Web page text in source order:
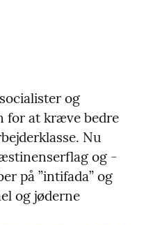
og
for at kræve bedre
Nu
og -
på ”intifada” og
og jøderne